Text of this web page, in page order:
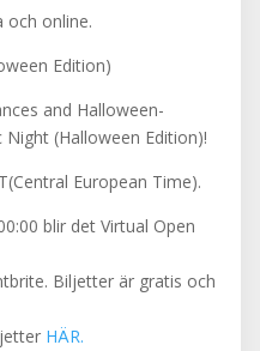
och online.
Edition)
and Halloween-
(Halloween Edition)!
European Time).
blir det Virtual Open
Biljetter är gratis och
HÄR.